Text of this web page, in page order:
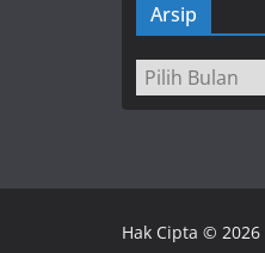
Arsip
Arsip
Hak Cipta © 2026